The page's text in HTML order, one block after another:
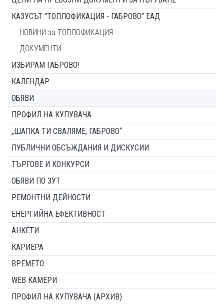
КАЗУСЪТ "ТОПЛОФИКАЦИЯ - ГАБРОВО" ЕАД
НОВИНИ за ТОПЛОФИКАЦИЯ
ДОКУМЕНТИ
ИЗБИРАМ ГАБРОВО!
КАЛЕНДАР
ОБЯВИ
ПРОФИЛ НА КУПУВАЧА
„ШАПКА ТИ СВАЛЯМЕ, ГАБРОВО“
ПУБЛИЧНИ ОБСЪЖДАНИЯ И ДИСКУСИИ
ТЪРГОВЕ И КОНКУРСИ
ОБЯВИ ПО ЗУТ
РЕМОНТНИ ДЕЙНОСТИ
ЕНЕРГИЙНА ЕФЕКТИВНОСТ
АНКЕТИ
КАРИЕРА
ВРЕМЕТО
WEB КАМЕРИ
ПРОФИЛ НА КУПУВАЧА (АРХИВ)